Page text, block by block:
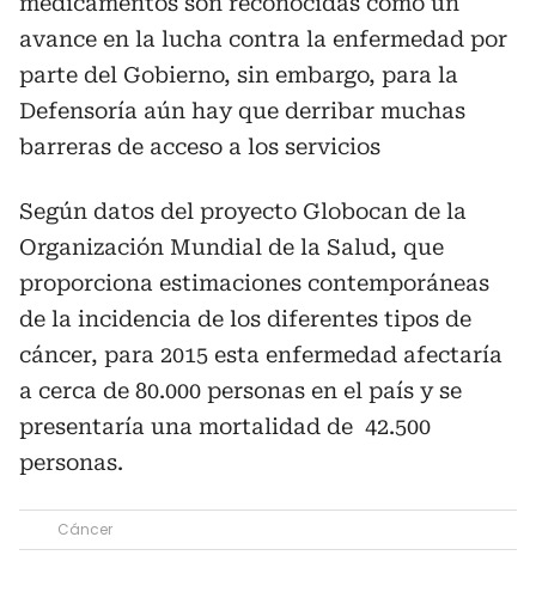
avance en la lucha contra la enfermedad por
parte del Gobierno, sin embargo, para la
Defensoría aún hay que derribar muchas
barreras de acceso a los servicios
Según datos del proyecto Globocan de la
Organización Mundial de la Salud, que
proporciona estimaciones contemporáneas
de la incidencia de los diferentes tipos de
cáncer, para 2015 esta enfermedad afectaría
a cerca de 80.000 personas en el país y se
presentaría una mortalidad de 42.500
personas.
Cáncer